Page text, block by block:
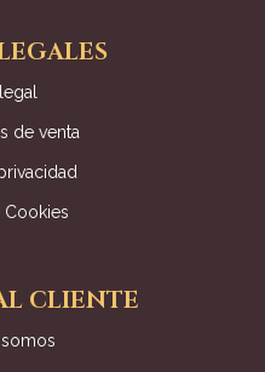
de venta
Cookies
CLIENTE